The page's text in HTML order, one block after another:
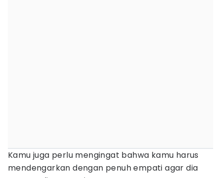
Kamu juga perlu mengingat bahwa kamu harus
mendengarkan dengan penuh empati agar dia